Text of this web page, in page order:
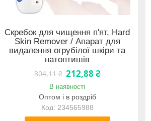
Скребок для чищення п'ят, Hard
Skin Remover / Апарат для
видалення огрубілої шкіри та
натоптишів
304,11 ₴ 212,88 ₴
В наявності
Оптом і в роздріб
234565988